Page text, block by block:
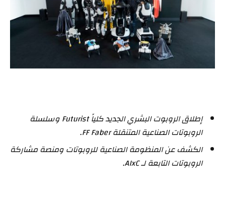
إطلاق الروبوت البشري الجديد كلياًFuturistوسلسلة
الروبوتات الصناعية المتنقلةFF Faber
.
الكشف عن المنظومة الصناعية للروبوتات ومنصة مشاركة
الروبوتات التابعة لـAIxC
.